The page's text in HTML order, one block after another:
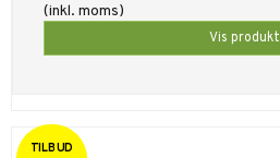
(inkl. moms)
Vis produkt
TILBUD